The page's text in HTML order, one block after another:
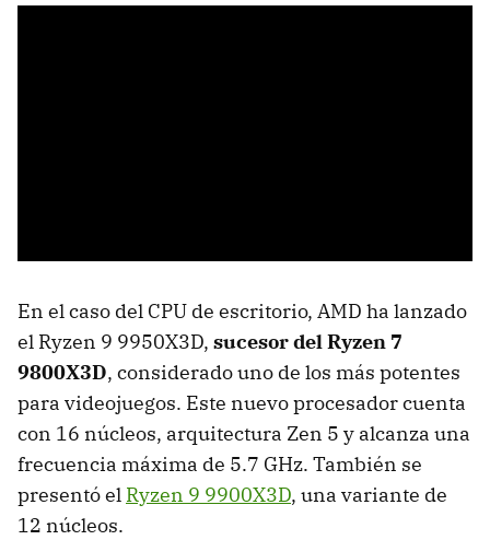
En el caso del CPU de escritorio, AMD ha lanzado
el Ryzen 9 9950X3D, sucesor del Ryzen 7
9800X3D, considerado uno de los más potentes
para videojuegos. Este nuevo procesador cuenta
con 16 núcleos, arquitectura Zen 5 y alcanza una
frecuencia máxima de 5.7 GHz. También se
presentó el Ryzen 9 9900X3D, una variante de
12 núcleos.